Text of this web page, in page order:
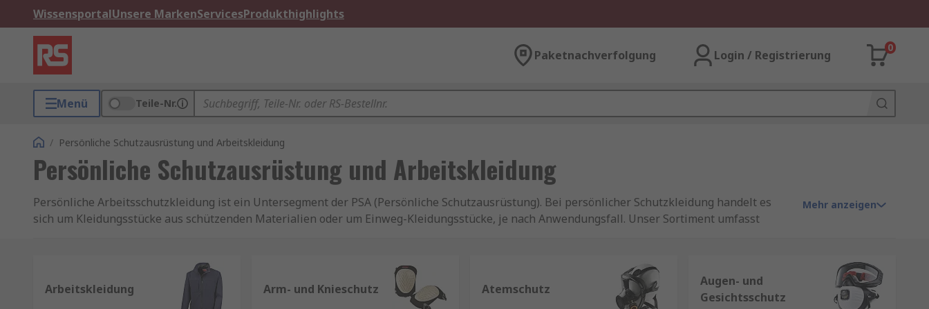
WissensportalUnsere MarkenServicesProdukthighlights
Paketnachverfolgung Login / Registrierung
0
Menü Teile-Nr.
/ Persönliche Schutzausrüstung und Arbeitskleidung
Persönliche Schutzausrüstung und Arbeitskleidung
Persönliche Arbeitsschutzkleidung ist ein Untersegment der PSA (Persönliche Schutzausrüstung). Bei persönlicher Schutzkleidung handelt es
sich um Kleidungsstücke aus schützenden Materialien oder um Einweg-Kleidungsstücke, je nach Anwendungsfall. Unser Sortiment umfasst
Welche Bedeutung hat die Verwendung von Arbeitsschutzkleidung?
Mehr anzeigen
Arbeitskleidung Arm- und Knieschutz Atemschutz
Augen- und
Gesichtsschutz